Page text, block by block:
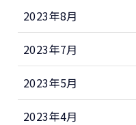
2023年8月
2023年7月
2023年5月
2023年4月